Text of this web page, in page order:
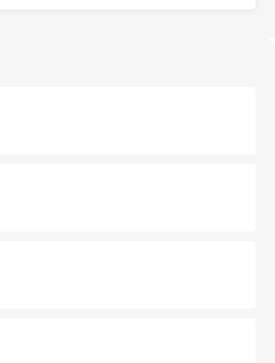
風情を楽しめる外せないスポット